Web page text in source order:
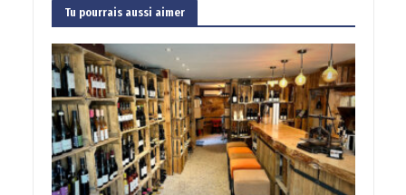
Tu pourrais aussi aimer